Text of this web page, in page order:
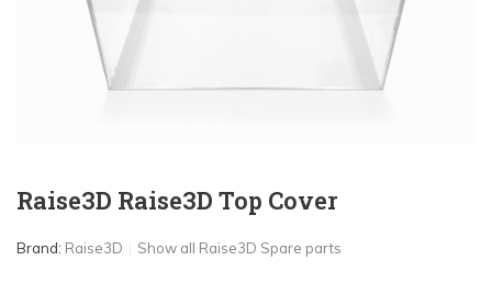
Raise3D Raise3D Top Cover
Brand: Raise3D Show all Raise3D Spare parts